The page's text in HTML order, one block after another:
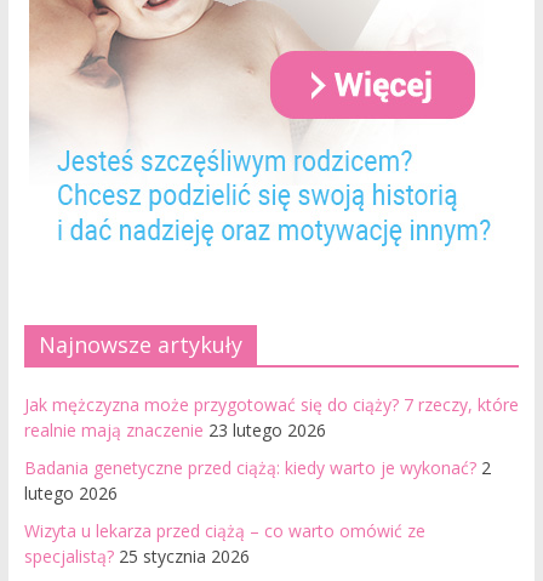
Najnowsze artykuły
Jak mężczyzna może przygotować się do ciąży? 7 rzeczy, które
realnie mają znaczenie 23 lutego 2026
Badania genetyczne przed ciążą: kiedy warto je wykonać? 2
lutego 2026
Wizyta u lekarza przed ciążą – co warto omówić ze
specjalistą? 25 stycznia 2026